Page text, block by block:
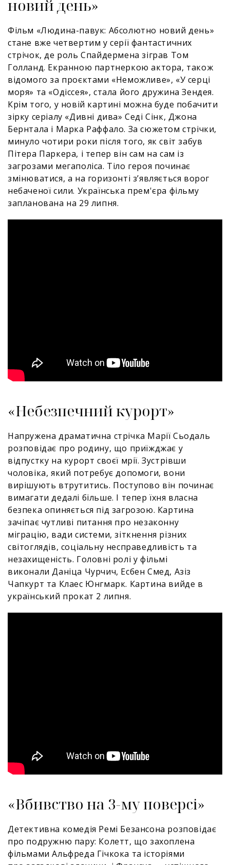
новий день»
Фільм «Людина-павук: Абсолютно новий день»
стане вже четвертим у серії фантастичних
стрічок, де роль Спайдермена зіграв Том
Голланд. Екранною партнеркою актора, також
відомого за проєктами «Неможливе», «У серці
моря» та «Одіссея», стала його дружина Зендея.
Крім того, у новій картині можна буде побачити
зірку серіалу «Дивні дива» Седі Сінк, Джона
Бернтала і Марка Раффало. За сюжетом стрічки,
минуло чотири роки після того, як світ забув
Пітера Паркера, і тепер він сам на сам із
загрозами мегаполіса. Тіло героя починає
змінюватися, а на горизонті з’являється ворог
небаченої сили. Українська прем'єра фільму
запланована на 29 липня.
«Небезпечний курорт»
Напружена драматична стрічка Марії Сьодаль
розповідає про родину, що приїжджає у
відпустку на курорт своєї мрії. Зустрівши
чоловіка, який потребує допомоги, вони
вирішують втрутитись. Поступово він починає
вимагати дедалі більше. І тепер їхня власна
безпека опиняється під загрозою. Картина
зачіпає чутливі питання про незаконну
міграцію, вади системи, зіткнення різних
світоглядів, соціальну несправедливість та
незахищеність. Головні ролі у фільмі
виконали Даніца Чурчич, Есбен Смед, Азіз
Чапкурт та Клаес Юнгмарк. Картина вийде в
український прокат 2 липня.
«Вбивство на 3-му поверсі»
Детективна комедія Ремі Безансона розповідає
про подружню пару: Колетт, що захоплена
фільмами Альфреда Гічкока та історіями